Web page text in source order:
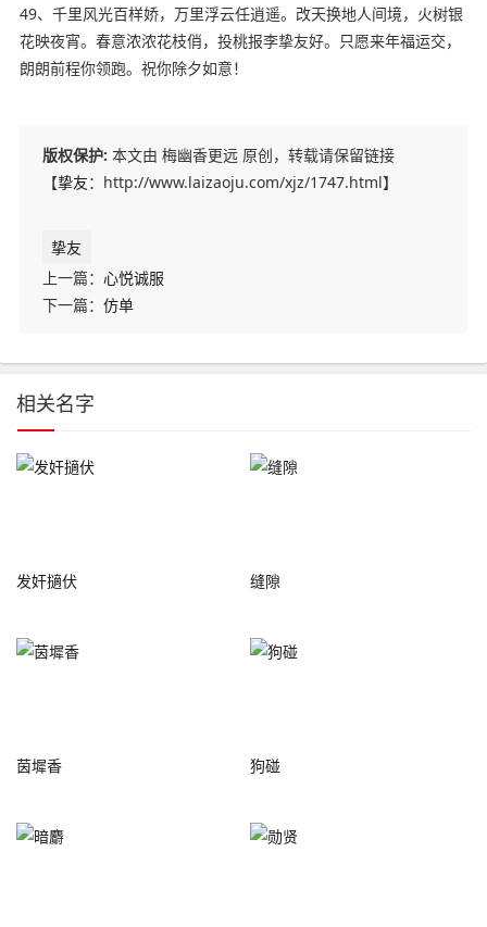
49、千里风光百样娇，万里浮云任逍遥。改天换地人间境，火树银
花映夜宵。春意浓浓花枝俏，投桃报李挚友好。只愿来年福运交，
朗朗前程你领跑。祝你除夕如意！
版权保护: 本文由 梅幽香更远 原创，转载请保留链接
【挚友：http://www.laizaoju.com/xjz/1747.html】
挚友
上一篇： 心悦诚服
下一篇： 仿单
相关名字
发奸擿伏 缝隙
茵墀香 狗碰